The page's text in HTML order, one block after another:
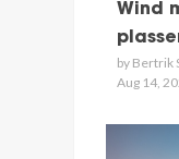
Wind
by Bertrik
Aug 14,